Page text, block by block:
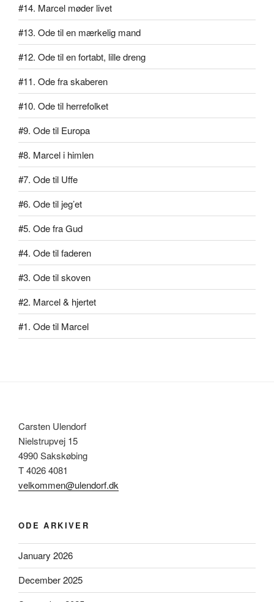
#14. Marcel møder livet
#13. Ode til en mærkelig mand
#12. Ode til en fortabt, lille dreng
#11. Ode fra skaberen
#10. Ode til herrefolket
#9. Ode til Europa
#8. Marcel i himlen
#7. Ode til Uffe
#6. Ode til jeg’et
#5. Ode fra Gud
#4. Ode til faderen
#3. Ode til skoven
#2. Marcel & hjertet
#1. Ode til Marcel
Carsten Ulendorf
Nielstrupvej 15
4990 Sakskøbing
T 4026 4081
velkommen@ulendorf.dk
ODE ARKIVER
January 2026
December 2025